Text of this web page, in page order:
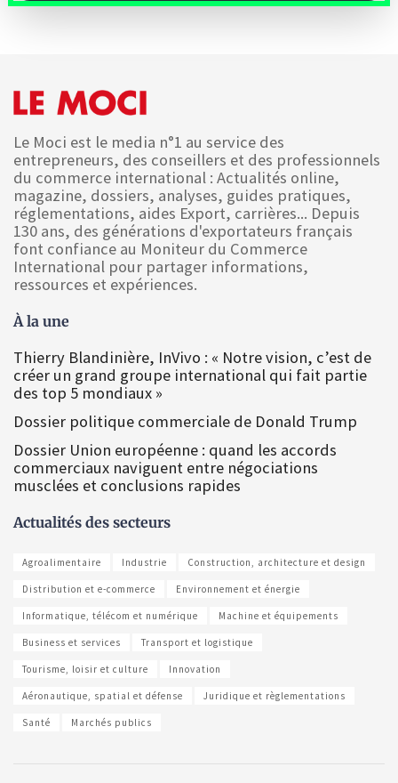
Le Moci est le media n°1 au service des
entrepreneurs, des conseillers et des professionnels
du commerce international : Actualités online,
magazine, dossiers, analyses, guides pratiques,
réglementations, aides Export, carrières... Depuis
130 ans, des générations d'exportateurs français
font confiance au Moniteur du Commerce
International pour partager informations,
ressources et expériences.
À la une
Thierry Blandinière, InVivo : « Notre vision, c’est de
créer un grand groupe international qui fait partie
des top 5 mondiaux »
Dossier politique commerciale de Donald Trump
Dossier Union européenne : quand les accords
commerciaux naviguent entre négociations
musclées et conclusions rapides
Actualités des secteurs
Agroalimentaire Industrie Construction, architecture et design
Distribution et e-commerce Environnement et énergie
Informatique, télécom et numérique Machine et équipements
Business et services Transport et logistique
Tourisme, loisir et culture Innovation
Aéronautique, spatial et défense Juridique et règlementations
Santé Marchés publics